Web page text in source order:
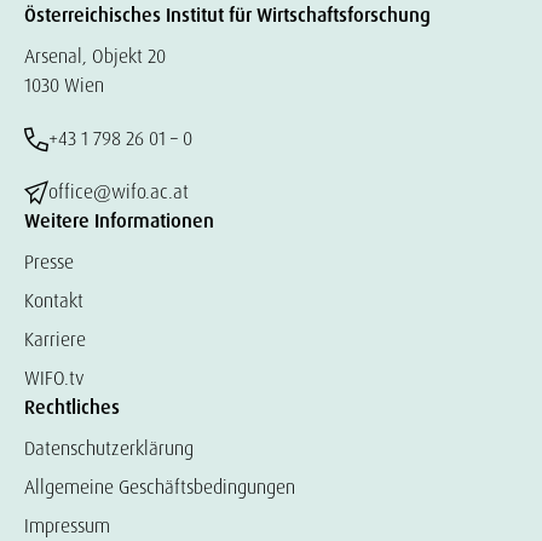
Österreichisches Institut für Wirtschaftsforschung
Arsenal, Objekt 20
1030 Wien
+43 1 798 26 01 – 0
office@wifo.ac.at
Weitere Informationen
Presse
Kontakt
Karriere
WIFO.tv
Rechtliches
Datenschutzerklärung
Allgemeine Geschäftsbedingungen
Impressum